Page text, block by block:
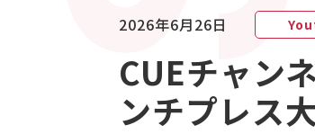
2026年6月26日
CUEチャン
ンチプレス